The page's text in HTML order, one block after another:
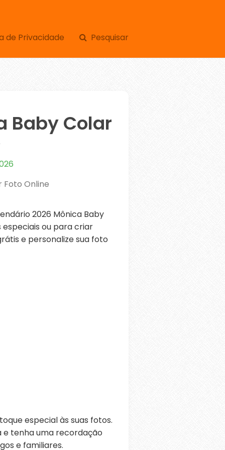
de Privacidade Pesquisar
Baby Colar
Foto Online
2026 Mônica Baby
ou para criar
e personalize sua foto
especial às suas fotos.
e tenha uma recordação
e familiares.